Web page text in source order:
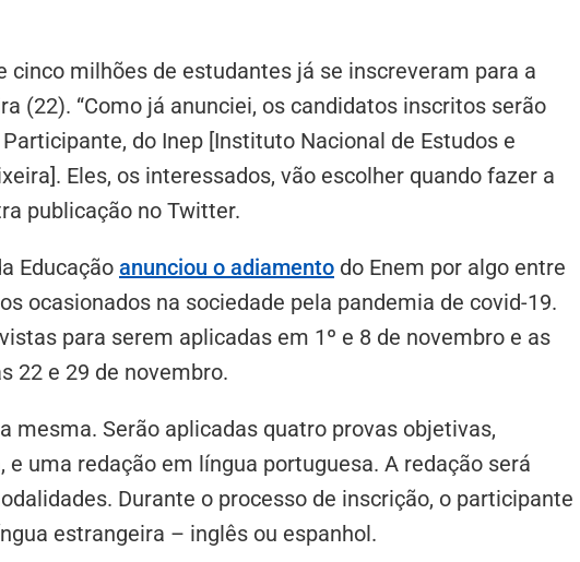
cinco milhões de estudantes já se inscreveram para a
(22). “Como já anunciei, os candidatos inscritos serão
do Inep [Instituto Nacional de Estudos e
Eles, os interessados, vão escolher quando fazer a
publicação no Twitter.
Educação anunciou o adiamento do Enem por algo entre
ocasionados na sociedade pela pandemia de covid-19.
para serem aplicadas em 1º e 8 de novembro e as
22 e 29 de novembro.
mesma. Serão aplicadas quatro provas objetivas,
uma redação em língua portuguesa. A redação será
Durante o processo de inscrição, o participante
estrangeira – inglês ou espanhol.